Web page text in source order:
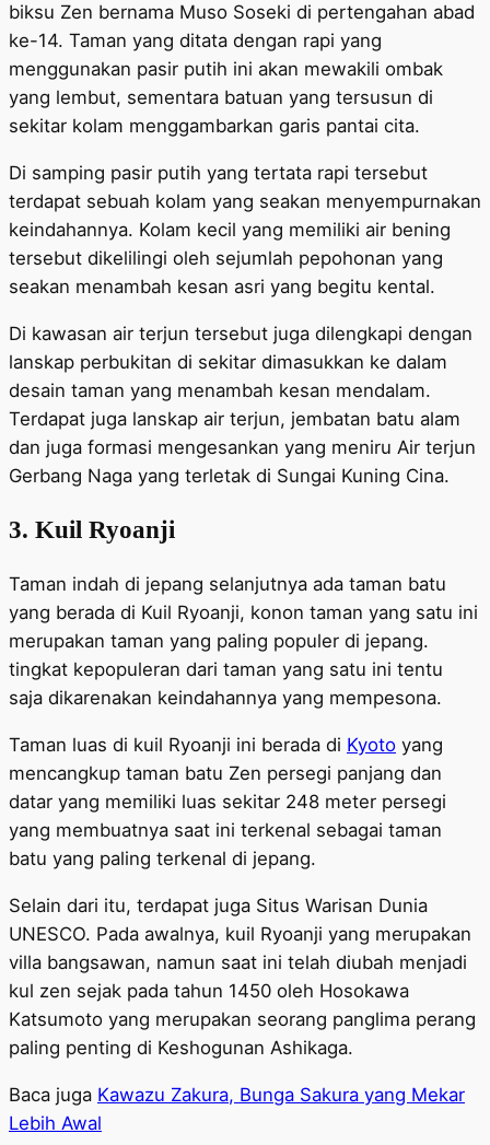
biksu Zen bernama Muso Soseki di pertengahan abad
ke-14. Taman yang ditata dengan rapi yang
menggunakan pasir putih ini akan mewakili ombak
yang lembut, sementara batuan yang tersusun di
sekitar kolam menggambarkan garis pantai cita.
Di samping pasir putih yang tertata rapi tersebut
terdapat sebuah kolam yang seakan menyempurnakan
keindahannya. Kolam kecil yang memiliki air bening
tersebut dikelilingi oleh sejumlah pepohonan yang
seakan menambah kesan asri yang begitu kental.
Di kawasan air terjun tersebut juga dilengkapi dengan
lanskap perbukitan di sekitar dimasukkan ke dalam
desain taman yang menambah kesan mendalam.
Terdapat juga lanskap air terjun, jembatan batu alam
dan juga formasi mengesankan yang meniru Air terjun
Gerbang Naga yang terletak di Sungai Kuning Cina.
3. Kuil Ryoanji
Taman indah di jepang selanjutnya ada taman batu
yang berada di Kuil Ryoanji, konon taman yang satu ini
merupakan taman yang paling populer di jepang.
tingkat kepopuleran dari taman yang satu ini tentu
saja dikarenakan keindahannya yang mempesona.
Taman luas di kuil Ryoanji ini berada di Kyoto yang
mencangkup taman batu Zen persegi panjang dan
datar yang memiliki luas sekitar 248 meter persegi
yang membuatnya saat ini terkenal sebagai taman
batu yang paling terkenal di jepang.
Selain dari itu, terdapat juga Situs Warisan Dunia
UNESCO. Pada awalnya, kuil Ryoanji yang merupakan
villa bangsawan, namun saat ini telah diubah menjadi
kul zen sejak pada tahun 1450 oleh Hosokawa
Katsumoto yang merupakan seorang panglima perang
paling penting di Keshogunan Ashikaga.
Baca juga Kawazu Zakura, Bunga Sakura yang Mekar
Lebih Awal